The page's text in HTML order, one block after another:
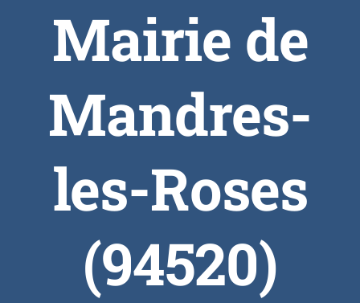
Mairie de
Mandres-
les-Roses
(94520)